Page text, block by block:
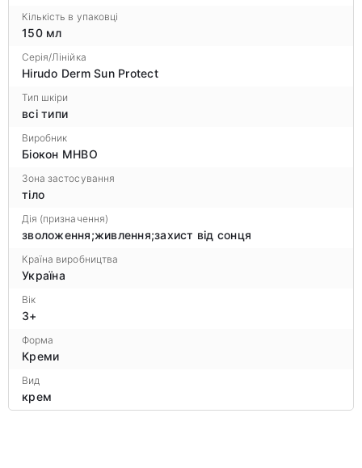
Кількість в упаковці
150 мл
Серія/Лінійка
Hirudo Derm Sun Protect
Тип шкіри
всі типи
Виробник
Біокон МНВО
Зона застосування
тіло
Дія (призначення)
зволоження;живлення;захист від сонця
Країна виробництва
Україна
Вік
3+
Форма
Креми
Вид
крем